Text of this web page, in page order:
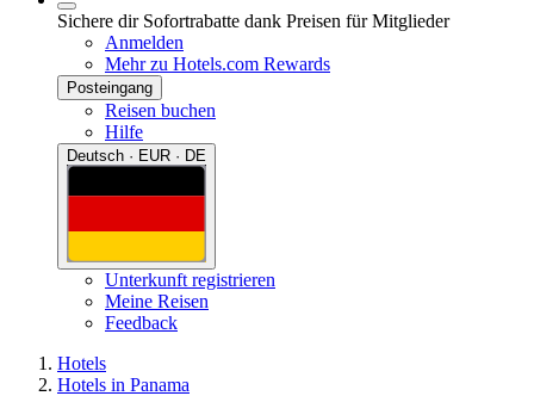
Sichere dir Sofortrabatte dank Preisen für Mitglieder
Anmelden
Mehr zu Hotels.com Rewards
Posteingang
Reisen buchen
Hilfe
Deutsch · EUR · DE
Unterkunft registrieren
Meine Reisen
Feedback
Hotels
Hotels in Panama